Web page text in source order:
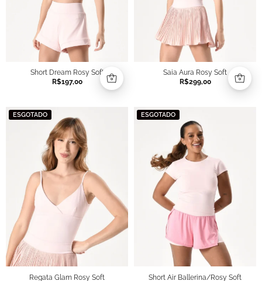
Short Dream Rosy Soft
R$197,00
Saia Aura Rosy Soft
R$299,00
ESGOTADO
Regata Glam Rosy Soft
ESGOTADO
Short Air Ballerina/Rosy Soft